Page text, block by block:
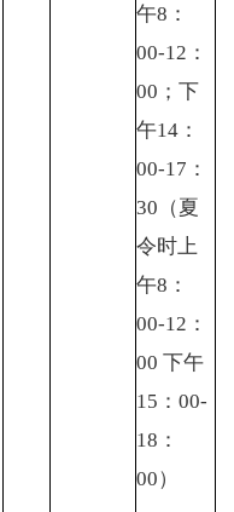
午8：
00-12：
00；下
午14：
00-17：
30（夏
令时上
午8：
00-12：
00 下午
15：00-
18：
00）